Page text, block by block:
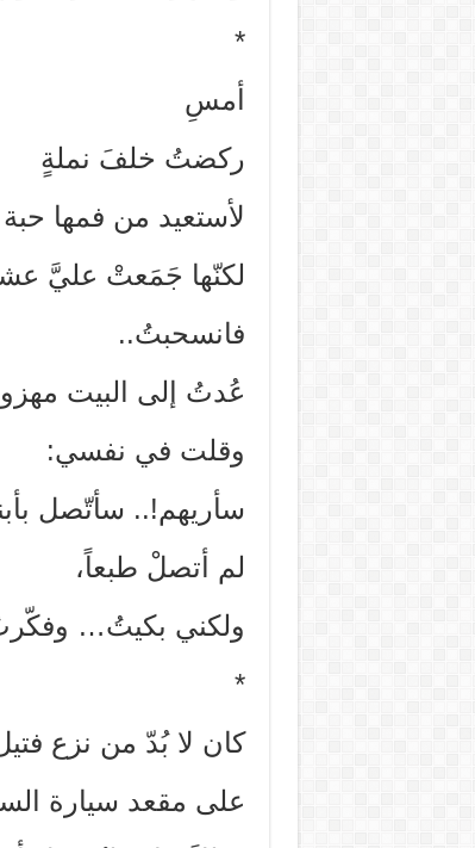
*
أمسِ
ركضتُ خلفَ نملةٍ
لأستعيد من فمها
لكنّها جَمَعتْ عليَّ
فانسحبتُ..
عُدتُ إلى البيت
وقلت في نفسي:
سأريهم!.. سأتّصل
لم أتصلْ طبعاً،
ولكني بكيتُ…
*
كان لا بُدّ من نزع
على مقعد سيارة